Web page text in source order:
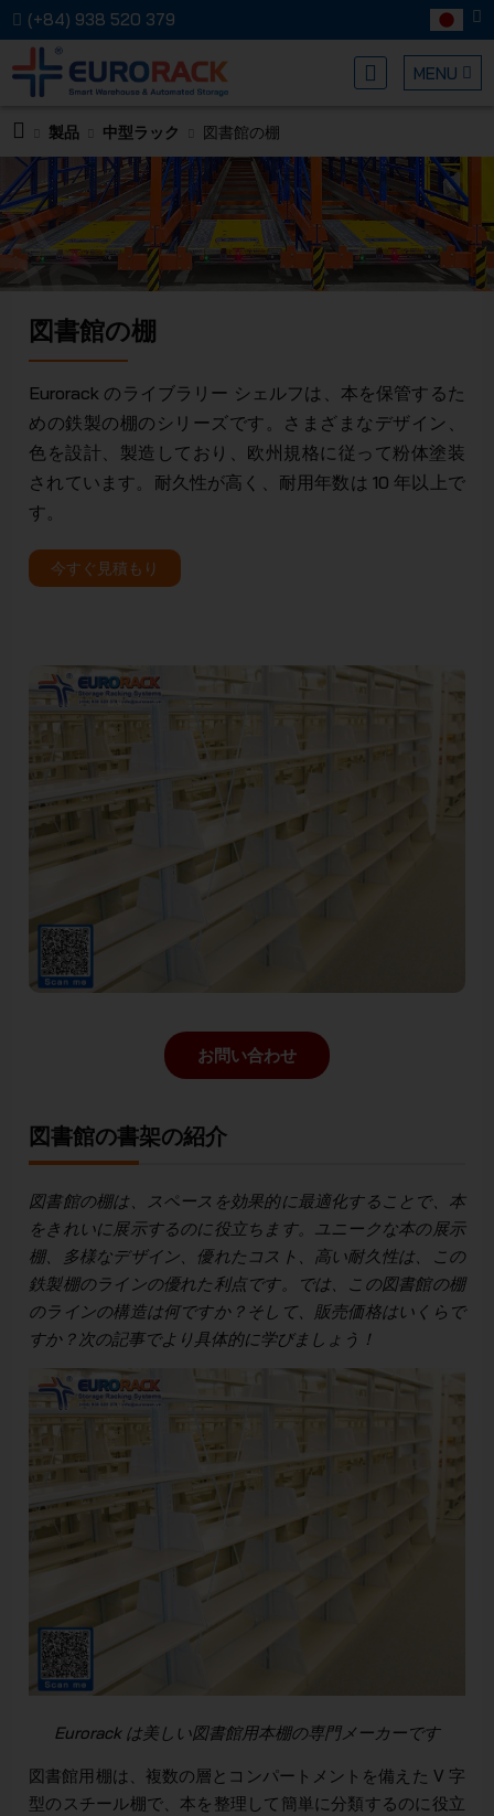
(+84) 938 520 379
MENU
メカニカ
ルJSC
製品 中型ラック 図書館の棚
図書館の棚
Eurorack のライブラリー シェルフは、本を保管するた
めの鉄製の棚のシリーズです。さまざまなデザイン、
色を設計、製造しており、欧州規格に従って粉体塗装
されています。耐久性が高く、耐用年数は 10 年以上で
す。
今すぐ見積もり
お問い合わせ
図書館の書架の紹介
図書館の棚は、スペースを効果的に最適化することで、本
をきれいに展示するのに役立ちます。ユニークな本の展示
棚、多様なデザイン、優れたコスト、高い耐久性は、この
鉄製棚のラインの優れた利点です。では、この図書館の棚
のラインの構造は何ですか？そして、販売価格はいくらで
すか？次の記事でより具体的に学びましょう！
Eurorack は美しい図書館用本棚の専門メーカーです
図書館用棚は、複数の層とコンパートメントを備えた V 字
型のスチール棚で、本を整理して簡単に分類するのに役立